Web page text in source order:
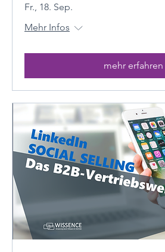
Fr., 18. Sep.
Mehr Infos
mehr erfahren